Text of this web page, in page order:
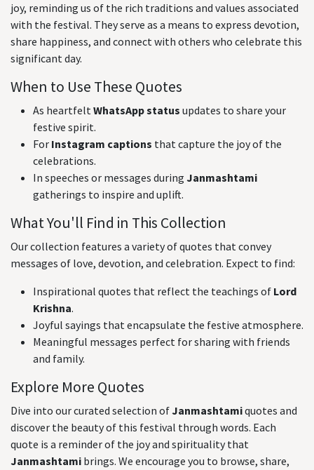
joy, reminding us of the rich traditions and values associated
with the festival. They serve as a means to express devotion,
share happiness, and connect with others who celebrate this
significant day.
When to Use These Quotes
As heartfeltWhatsApp status updates to share your
festive spirit.
For Instagram captions that capture the joy of the
celebrations.
In speeches or messages during Janmashtami
gatherings to inspire and uplift.
What You'll Find in This Collection
Our collection features a variety of quotes that convey
messages of love, devotion, and celebration. Expect to find:
Inspirational quotes that reflect the teachings of Lord
Krishna.
Joyful sayings that encapsulate the festive atmosphere.
Meaningful messages perfect for sharing with friends
and family.
Explore More Quotes
Dive into our curated selection ofJanmashtamiquotes and
discover the beauty of this festival through words. Each
quote is a reminder of the joy and spirituality that
Janmashtami brings. We encourage you to browse, share,